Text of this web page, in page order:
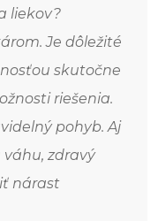
liekov?
Je dôležité
skutočne
riešenia.
pohyb. Aj
zdravý
nárast